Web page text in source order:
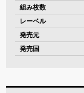
組み枚数
レーベル
発売元
発売国